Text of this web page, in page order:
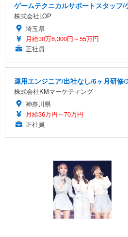
ゲームテクニカルサポートスタッフ
株式会社LOP
埼玉県
月給30万6,300円～55万円
正社員
運用エンジニア/出社なし/6ヶ月研修
株式会社KMマーケティング
神奈川県
月給36万円～70万円
正社員